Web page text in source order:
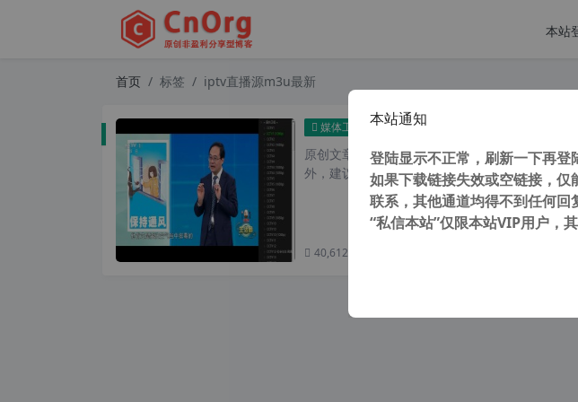
本站
首页 标签 iptv直播源m3u最新
媒体工具 超全全国+港台+各地+国外IPTV直播源及电
原创文章，转载请注明： 转载自 cnorg.12hp.de
外，建议避开晚上的访问高...
40,612 次浏览
本站通知
登陆显示不正常，刷新一下再登
如果下载链接失效或空链接，仅
联系，其他通道均得不到任何
“私信本站”仅限本站VIP用户，